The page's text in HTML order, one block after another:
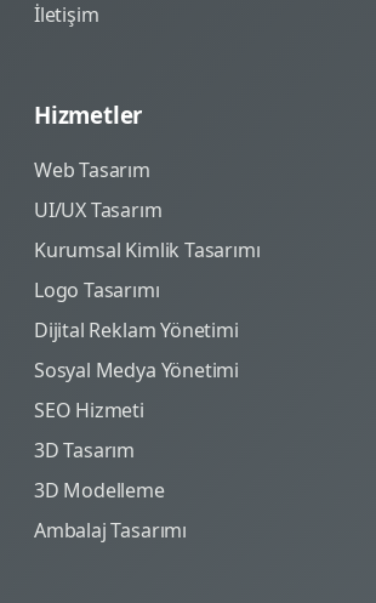
İletişim
Hizmetler
Web Tasarım
UI/UX Tasarım
Kurumsal Kimlik Tasarımı
Logo Tasarımı
Dijital Reklam Yönetimi
Sosyal Medya Yönetimi
SEO Hizmeti
3D Tasarım
3D Modelleme
Ambalaj Tasarımı